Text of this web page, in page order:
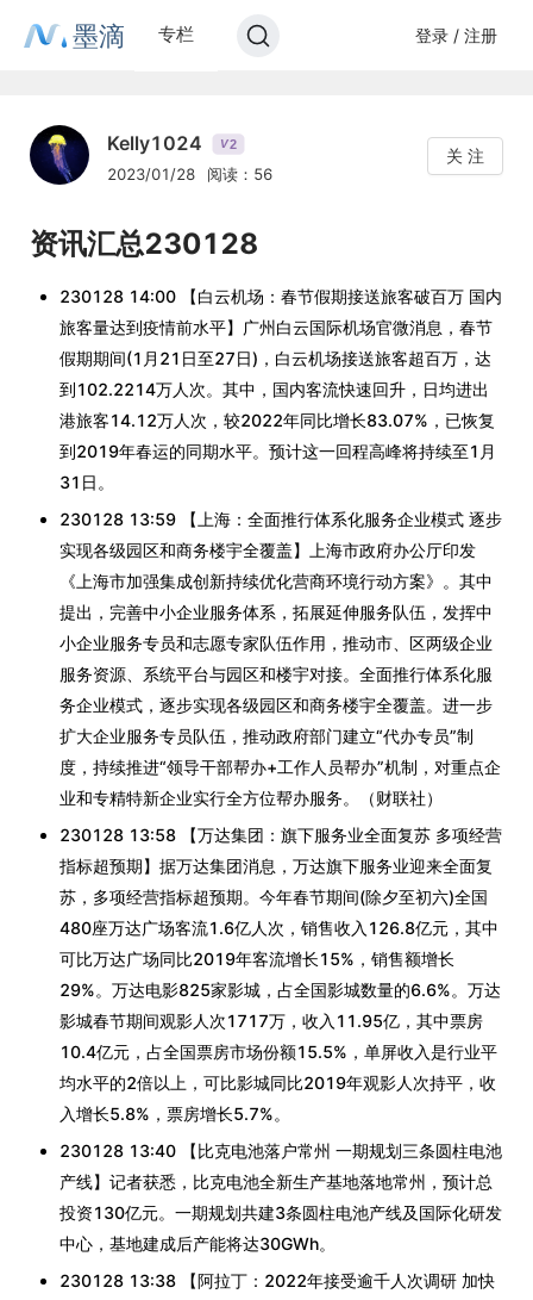
墨滴 专栏 登录 / 注册
Kelly1024 V2
2023/01/28 阅读：56
关 注
资讯汇总230128
230128 14:00 【白云机场：春节假期接送旅客破百万 国内
旅客量达到疫情前水平】广州白云国际机场官微消息，春节
假期期间(1月21日至27日)，白云机场接送旅客超百万，达
到102.2214万人次。其中，国内客流快速回升，日均进出
港旅客14.12万人次，较2022年同比增长83.07%，已恢复
到2019年春运的同期水平。预计这一回程高峰将持续至1月
31日。
230128 13:59 【上海：全面推行体系化服务企业模式 逐步
实现各级园区和商务楼宇全覆盖】上海市政府办公厅印发
《上海市加强集成创新持续优化营商环境行动方案》。其中
提出，完善中小企业服务体系，拓展延伸服务队伍，发挥中
小企业服务专员和志愿专家队伍作用，推动市、区两级企业
服务资源、系统平台与园区和楼宇对接。全面推行体系化服
务企业模式，逐步实现各级园区和商务楼宇全覆盖。进一步
扩大企业服务专员队伍，推动政府部门建立“代办专员”制
度，持续推进“领导干部帮办+工作人员帮办”机制，对重点企
业和专精特新企业实行全方位帮办服务。（财联社）
230128 13:58 【万达集团：旗下服务业全面复苏 多项经营
指标超预期】据万达集团消息，万达旗下服务业迎来全面复
苏，多项经营指标超预期。今年春节期间(除夕至初六)全国
480座万达广场客流1.6亿人次，销售收入126.8亿元，其中
可比万达广场同比2019年客流增长15%，销售额增长
29%。万达电影825家影城，占全国影城数量的6.6%。万达
影城春节期间观影人次1717万，收入11.95亿，其中票房
10.4亿元，占全国票房市场份额15.5%，单屏收入是行业平
均水平的2倍以上，可比影城同比2019年观影人次持平，收
入增长5.8%，票房增长5.7%。
230128 13:40 【比克电池落户常州 一期规划三条圆柱电池
产线】记者获悉，比克电池全新生产基地落地常州，预计总
投资130亿元。一期规划共建3条圆柱电池产线及国际化研发
中心，基地建成后产能将达30GWh。
230128 13:38 【阿拉丁：2022年接受逾千人次调研 加快